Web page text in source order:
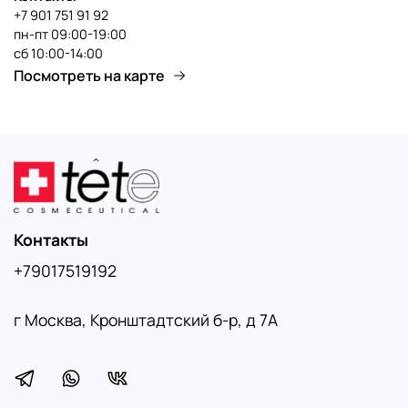
+7 901 751 91 92
пн-пт 09:00-19:00
сб 10:00-14:00
Посмотреть на карте
Контакты
+79017519192
г Москва, Кронштадтский б-р, д 7А